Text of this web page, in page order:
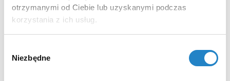
otrzymanymi od Ciebie lub uzyskanymi podczas
korzystania z ich usług.
zgody
Niezbędne